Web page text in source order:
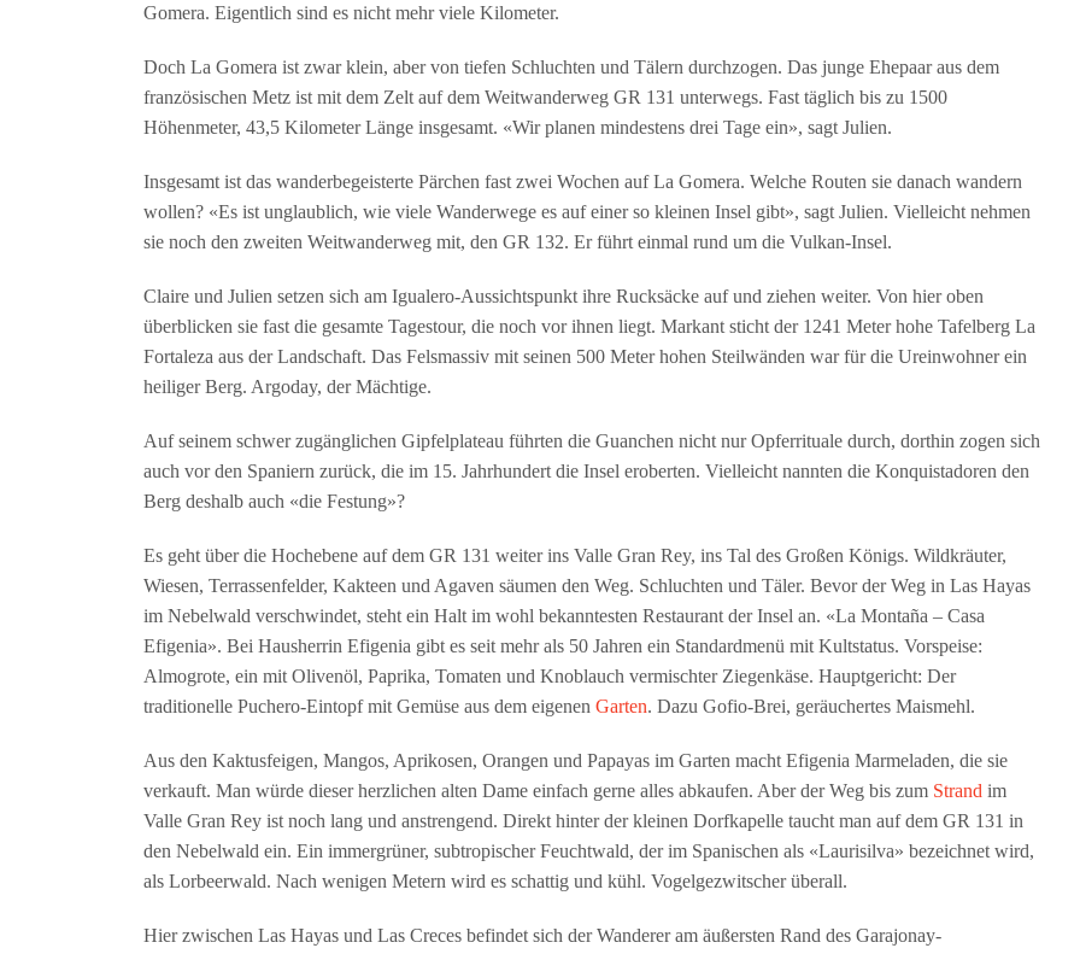
Gomera. Eigentlich sind es nicht mehr viele Kilometer.
Doch La Gomera ist zwar klein, aber von tiefen Schluchten und Tälern durchzogen. Das junge Ehepaar aus dem
französischen Metz ist mit dem Zelt auf dem Weitwanderweg GR 131 unterwegs. Fast täglich bis zu 1500
Höhenmeter, 43,5 Kilometer Länge insgesamt. «Wir planen mindestens drei Tage ein», sagt Julien.
Insgesamt ist das wanderbegeisterte Pärchen fast zwei Wochen auf La Gomera. Welche Routen sie danach wandern
wollen? «Es ist unglaublich, wie viele Wanderwege es auf einer so kleinen Insel gibt», sagt Julien. Vielleicht nehmen
sie noch den zweiten Weitwanderweg mit, den GR 132. Er führt einmal rund um die Vulkan-Insel.
Claire und Julien setzen sich am Igualero-Aussichtspunkt ihre Rucksäcke auf und ziehen weiter. Von hier oben
überblicken sie fast die gesamte Tagestour, die noch vor ihnen liegt. Markant sticht der 1241 Meter hohe Tafelberg La
Fortaleza aus der Landschaft. Das Felsmassiv mit seinen 500 Meter hohen Steilwänden war für die Ureinwohner ein
heiliger Berg. Argoday, der Mächtige.
Auf seinem schwer zugänglichen Gipfelplateau führten die Guanchen nicht nur Opferrituale durch, dorthin zogen sich
auch vor den Spaniern zurück, die im 15. Jahrhundert die Insel eroberten. Vielleicht nannten die Konquistadoren den
Berg deshalb auch «die Festung»?
Es geht über die Hochebene auf dem GR 131 weiter ins Valle Gran Rey, ins Tal des Großen Königs. Wildkräuter,
Wiesen, Terrassenfelder, Kakteen und Agaven säumen den Weg. Schluchten und Täler. Bevor der Weg in Las Hayas
im Nebelwald verschwindet, steht ein Halt im wohl bekanntesten Restaurant der Insel an. «La Montaña – Casa
Efigenia». Bei Hausherrin Efigenia gibt es seit mehr als 50 Jahren ein Standardmenü mit Kultstatus. Vorspeise:
Almogrote, ein mit Olivenöl, Paprika, Tomaten und Knoblauch vermischter Ziegenkäse. Hauptgericht: Der
traditionelle Puchero-Eintopf mit Gemüse aus dem eigenen Garten. Dazu Gofio-Brei, geräuchertes Maismehl.
Aus den Kaktusfeigen, Mangos, Aprikosen, Orangen und Papayas im Garten macht Efigenia Marmeladen, die sie
verkauft. Man würde dieser herzlichen alten Dame einfach gerne alles abkaufen. Aber der Weg bis zum Strand im
Valle Gran Rey ist noch lang und anstrengend. Direkt hinter der kleinen Dorfkapelle taucht man auf dem GR 131 in
den Nebelwald ein. Ein immergrüner, subtropischer Feuchtwald, der im Spanischen als «Laurisilva» bezeichnet wird,
als Lorbeerwald. Nach wenigen Metern wird es schattig und kühl. Vogelgezwitscher überall.
Hier zwischen Las Hayas und Las Creces befindet sich der Wanderer am äußersten Rand des Garajonay-